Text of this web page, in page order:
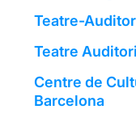
Teatre-
Teatre
Centre de
Barcelona